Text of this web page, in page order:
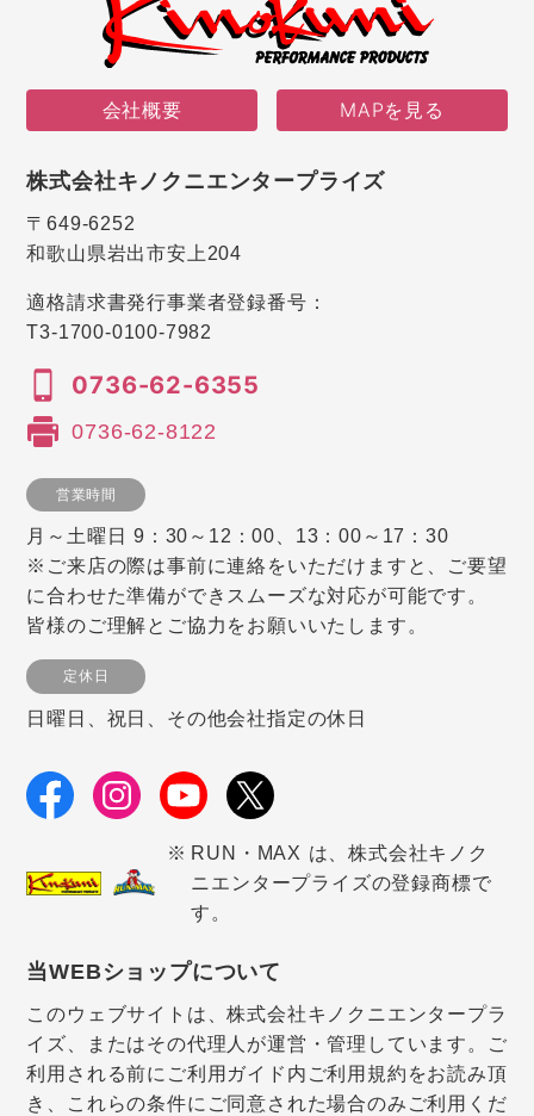
会社概要 MAPを見る
株式会社キノクニエンタープライズ
〒649-6252
和歌山県岩出市安上204
適格請求書発行事業者登録番号：
T3-1700-0100-7982
0736-62-6355
0736-62-8122
営業時間
月～土曜日 9：30～12：00、13：00～17：30
※ご来店の際は事前に連絡をいただけますと、ご要望
に合わせた準備ができスムーズな対応が可能です。
皆様のご理解とご協力をお願いいたします。
定休日
日曜日、祝日、その他会社指定の休日
RUN・MAX は、株式会社キノク
ニエンタープライズの登録商標で
す。
当WEBショップについて
このウェブサイトは、株式会社キノクニエンタープラ
イズ、またはその代理人が運営・管理しています。ご
利用される前にご利用ガイド内ご利用規約をお読み頂
き、これらの条件にご同意された場合のみご利用くだ